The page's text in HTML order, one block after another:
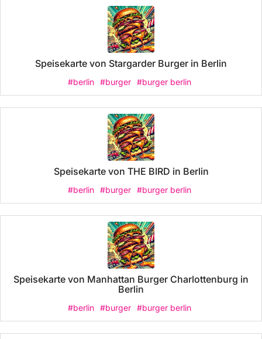
Speisekarte von Stargarder Burger in Berlin
#berlin #burger #burger berlin
Speisekarte von THE BIRD in Berlin
#berlin #burger #burger berlin
Speisekarte von Manhattan Burger Charlottenburg in
Berlin
#berlin #burger #burger berlin